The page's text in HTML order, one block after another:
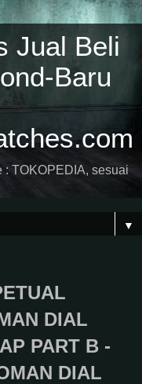
Jual Beli
Baru
: TOKOPEDIA, sesuai
▼
DIAL
PART B -
DIAL